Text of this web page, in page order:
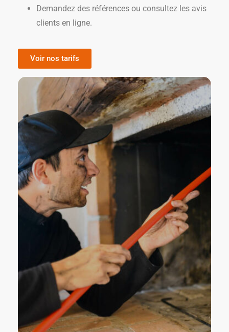
Demandez des références ou consultez les avis
clients en ligne.
Voir nos tarifs